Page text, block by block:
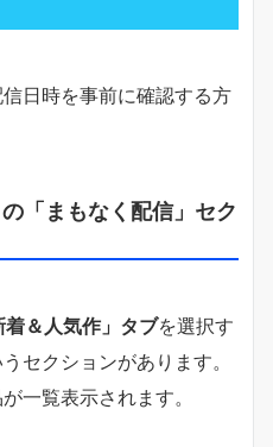
日時を事前に確認する方
まもなく配信」セク
着＆人気作」タブを選択す
セクションがあります。
一覧表示されます。